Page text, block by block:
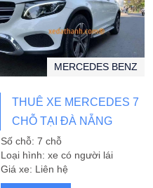
THUÊ XE MERCEDES 7
CHỖ TẠI ĐÀ NẴNG
MERCEDES BENZ
Số chỗ: 7 chỗ
Loại hình: xe có người lái
Giá xe: Liên hệ